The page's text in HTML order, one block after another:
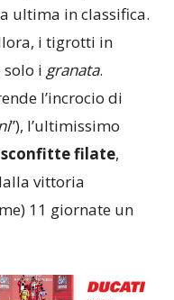
ultima in classifica.
i tigrotti in
i granata.
l’incrocio di
”), l’ultimissimo
sconfitte filate,
vittoria
11 giornate un